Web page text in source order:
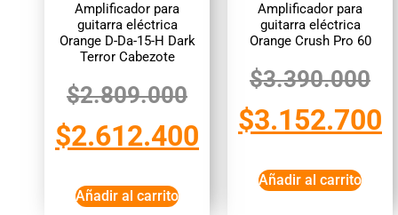
Amplificador para
guitarra eléctrica
Orange D-Da-15-H Dark
Terror Cabezote
$2.809.000
$2.612.400
Añadir al carrito
Amplificador para
guitarra eléctrica
Orange Crush Pro 60
$3.390.000
$3.152.700
Añadir al carrito